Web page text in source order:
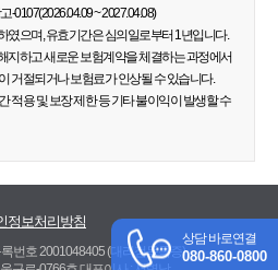
상담 바로연결
080-860-0800
0107(2026.04.09 ~ 2027.04.08)
으며, 유효기간은 심의일로부터 1년입니다.
하고 새로운 보험계약을 체결하는 과정에서
거절되거나 보험료가 인상될 수 있습니다.
적용 및 보장 제한 등 기타 불이익이 발생할 수
정보처리방침
번호 2001048405(대리점등록증)